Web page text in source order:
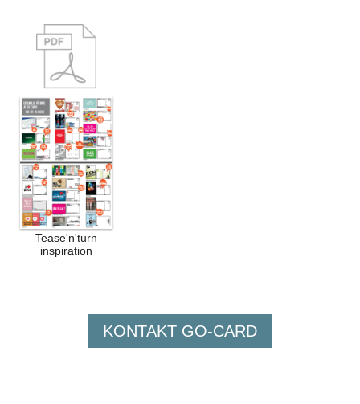
Tease'n'turn
inspiration
KONTAKT GO-CARD